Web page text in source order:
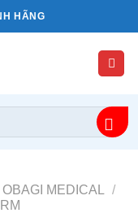
HÃNG
OBAGI MEDICAL
/